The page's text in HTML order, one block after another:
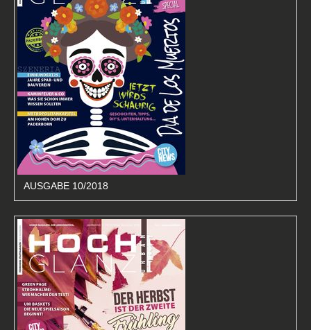
AUSGABE 10/2018